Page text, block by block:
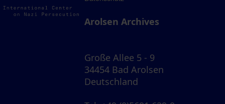
Arolsen Archives
Große Allee 5 - 9
34454 Bad Arolsen
Deutschland